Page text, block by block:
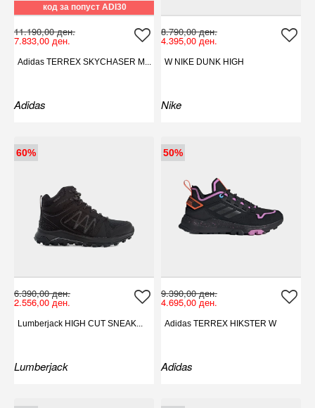
код за попуст ADI30
11.190,00 ден.
7.833,00 ден.
Adidas TERREX SKYCHASER M...
Adidas
8.790,00 ден.
4.395,00 ден.
W NIKE DUNK HIGH
Nike
60%
6.390,00 ден.
2.556,00 ден.
Lumberjack HIGH CUT SNEAK...
Lumberjack
50%
9.390,00 ден.
4.695,00 ден.
Adidas TERREX HIKSTER W
Adidas